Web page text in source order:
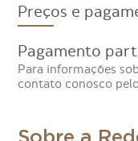
grande porte.
Preços e
Pagamento
Para informações
contato conosco